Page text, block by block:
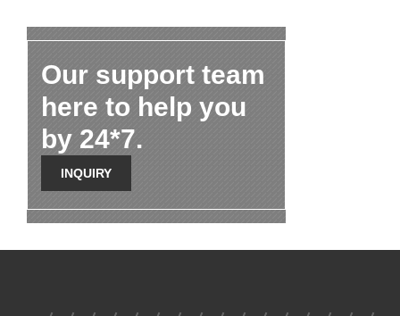
Our support team
here to help you
by 24*7.
INQUIRY